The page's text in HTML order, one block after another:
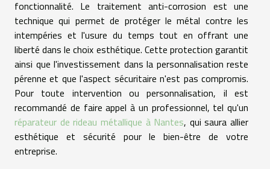
fonctionnalité. Le traitement anti-corrosion est une
technique qui permet de protéger le métal contre les
intempéries et l'usure du temps tout en offrant une
liberté dans le choix esthétique. Cette protection garantit
ainsi que l'investissement dans la personnalisation reste
pérenne et que l'aspect sécuritaire n'est pas compromis.
Pour toute intervention ou personnalisation, il est
recommandé de faire appel à un professionnel, tel qu'un
réparateur de rideau métallique à Nantes, qui saura allier
esthétique et sécurité pour le bien-être de votre
entreprise.